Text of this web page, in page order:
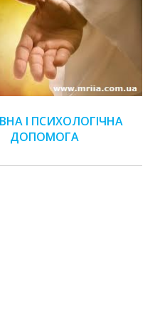
І ПСИХОЛОГІЧНА
ДОПОМОГА